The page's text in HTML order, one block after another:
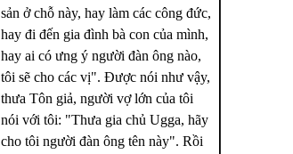
sản ở chỗ này, hay làm các công đức,
hay đi đến gia đình bà con của mình,
hay ai có ưng ý người đàn ông nào,
tôi sẽ cho các vị". Ðược nói như vậy,
thưa Tôn giả, người vợ lớn của tôi
nói với tôi: "Thưa gia chủ Ugga, hãy
cho tôi người đàn ông tên này". Rồi